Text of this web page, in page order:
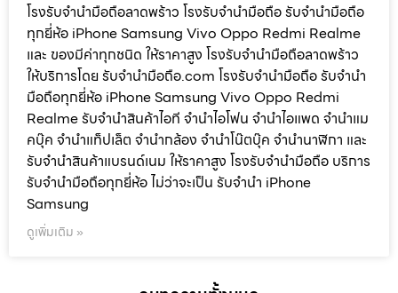
โรงรับจำนำมือถือลาดพร้าว โรงรับจำนำมือถือ รับจำนำมือถือ
ทุกยี่ห้อ iPhone Samsung Vivo Oppo Redmi Realme
และ ของมีค่าทุกชนิด ให้ราคาสูง โรงรับจำนำมือถือลาดพร้าว
ให้บริการโดย รับจํานํามือถือ.com โรงรับจำนำมือถือ รับจำนำ
มือถือทุกยี่ห้อ iPhone Samsung Vivo Oppo Redmi
Realme รับจำนำสินค้าไอที จำนำไอโฟน จำนำไอแพด จำนำแม
คบุ๊ค จำนำแท็ปเล็ต จำนำกล้อง จำนำโน๊ตบุ๊ค จำนำนาฬิกา และ
รับจำนำสินค้าแบรนด์เนม ให้ราคาสูง โรงรับจำนำมือถือ บริการ
รับจำนำมือถือทุกยี่ห้อ ไม่ว่าจะเป็น รับจำนำ iPhone
Samsung
ดูเพิ่มเติม »